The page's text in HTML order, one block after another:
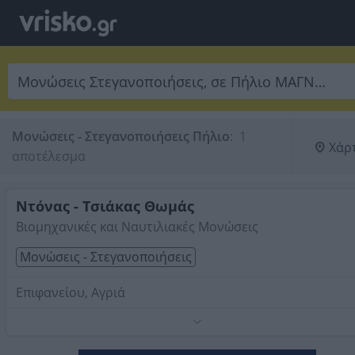
Μονώσεις - Στεγανοποιήσεις Πήλιο: 1
αποτέλεσμα
Ντόνας - Τσιάκας Θωμάς
Βιομηχανικές και Ναυτιλιακές Μονώσεις
Μονώσεις - Στεγανοποιήσεις
Επιφανείου, Αγριά